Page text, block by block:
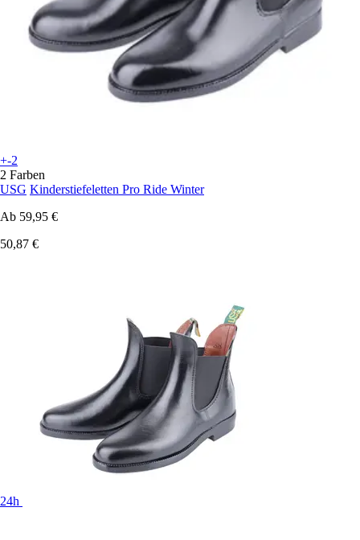
+-2
2 Farben
USG Kinderstiefeletten Pro Ride Winter
Ab 59,95 €
50,87 €
24h